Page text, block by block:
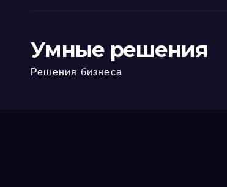
Умные решения
Решения бизнеса